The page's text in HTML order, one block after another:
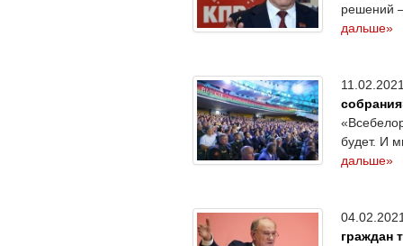
решений
дальше»
будет. И
дальше»
граждан